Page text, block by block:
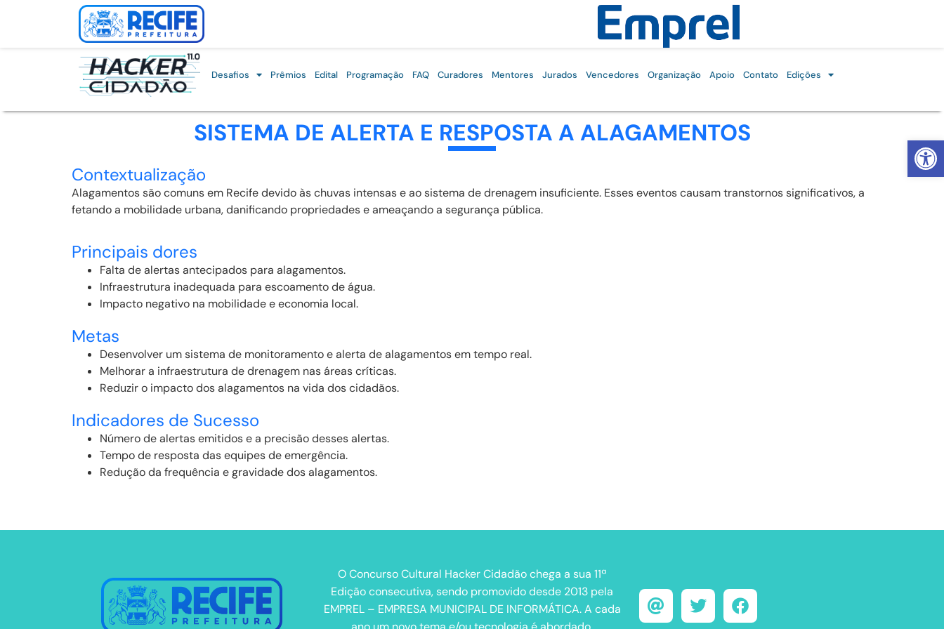
Abrir
Desafios Prêmios Edital Programação FAQ Curadores Mentores Jurados Vencedores Organização Apoio Contato Edições
SISTEMA DE ALERTA E RESPOSTA A ALAGAMENTOS
Contextualização
Alagamentos são comuns em Recife devido às chuvas intensas e ao sistema de drenagem insuficiente. Esses eventos causam transtornos significativos, a
fetando a mobilidade urbana, danificando propriedades e ameaçando a segurança pública.
Principais dores
Falta de alertas antecipados para alagamentos.
Infraestrutura inadequada para escoamento de água.
Impacto negativo na mobilidade e economia local.
Metas
Desenvolver um sistema de monitoramento e alerta de alagamentos em tempo real.
Melhorar a infraestrutura de drenagem nas áreas críticas.
Reduzir o impacto dos alagamentos na vida dos cidadãos.
Indicadores de Sucesso
Número de alertas emitidos e a precisão desses alertas.
Tempo de resposta das equipes de emergência.
Redução da frequência e gravidade dos alagamentos.
O Concurso Cultural Hacker Cidadão chega a sua 11ª
Edição consecutiva, sendo promovido desde 2013 pela
EMPREL – EMPRESA MUNICIPAL DE INFORMÁTICA. A cada